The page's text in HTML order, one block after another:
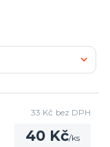
40 Kč/ks
33 Kč bez DPH